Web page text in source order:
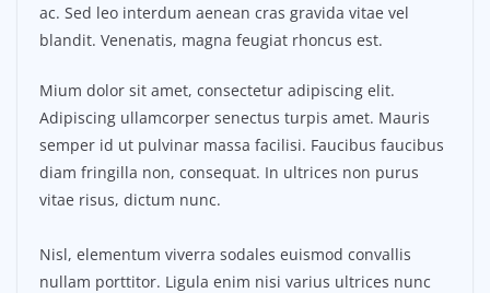
ac. Sed leo interdum aenean cras gravida vitae vel
blandit. Venenatis, magna feugiat rhoncus est.
Mium dolor sit amet, consectetur adipiscing elit.
Adipiscing ullamcorper senectus turpis amet. Mauris
semper id ut pulvinar massa facilisi. Faucibus faucibus
diam fringilla non, consequat. In ultrices non purus
vitae risus, dictum nunc.
Nisl, elementum viverra sodales euismod convallis
nullam porttitor. Ligula enim nisi varius ultrices nunc